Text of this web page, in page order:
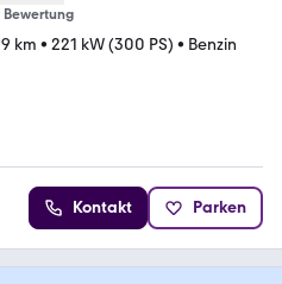
Bewertung
km • 221 kW (300 PS) • Benzin
Kontakt Parken